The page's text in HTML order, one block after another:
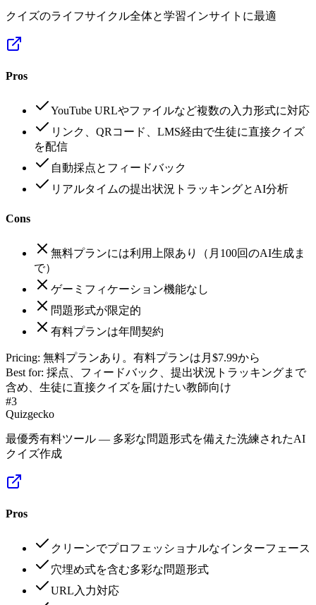
クイズのライフサイクル全体と学習インサイトに最適
Pros
YouTube URLやファイルなど複数の入力形式に対応
リンク、QRコード、LMS経由で生徒に直接クイズ
を配信
自動採点とフィードバック
リアルタイムの提出状況トラッキングとAI分析
Cons
無料プランには利用上限あり（月100回のAI生成ま
で）
ゲーミフィケーション機能なし
問題形式が限定的
有料プランは年間契約
Pricing: 無料プランあり。有料プランは月$7.99から
Best for: 採点、フィードバック、提出状況トラッキングまで
含め、生徒に直接クイズを届けたい教師向け
#3
Quizgecko
最優秀有料ツール — 多彩な問題形式を備えた洗練されたAI
クイズ作成
Pros
クリーンでプロフェッショナルなインターフェース
穴埋め式を含む多彩な問題形式
URL入力対応